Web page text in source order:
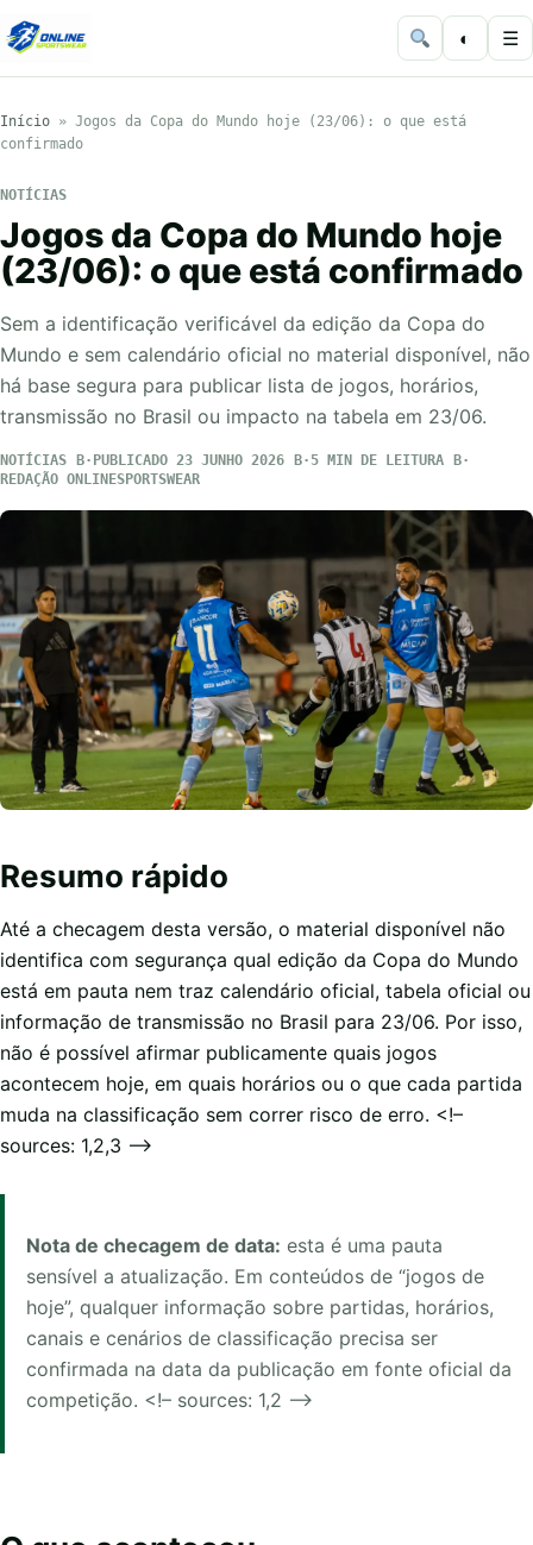
◐ ☰
Início » Jogos da Copa do Mundo hoje (23/06): o que está
confirmado
NOTÍCIAS
Jogos da Copa do Mundo hoje
(23/06): o que está confirmado
Sem a identificação verificável da edição da Copa do
Mundo e sem calendário oficial no material disponível, não
há base segura para publicar lista de jogos, horários,
transmissão no Brasil ou impacto na tabela em 23/06.
NOTÍCIAS PUBLICADO 23 JUNHO 2026
5 MIN DE LEITURA
REDAÇÃO ONLINESPORTSWEAR
Resumo rápido
Até a checagem desta versão, o material disponível não
identifica com segurança qual edição da Copa do Mundo
está em pauta nem traz calendário oficial, tabela oficial ou
informação de transmissão no Brasil para 23/06. Por isso,
não é possível afirmar publicamente quais jogos
acontecem hoje, em quais horários ou o que cada partida
muda na classificação sem correr risco de erro. <!–
sources: 1,2,3 –>
Nota de checagem de data: esta é uma pauta
sensível a atualização. Em conteúdos de “jogos de
hoje”, qualquer informação sobre partidas, horários,
canais e cenários de classificação precisa ser
confirmada na data da publicação em fonte oficial da
competição. <!– sources: 1,2 –>